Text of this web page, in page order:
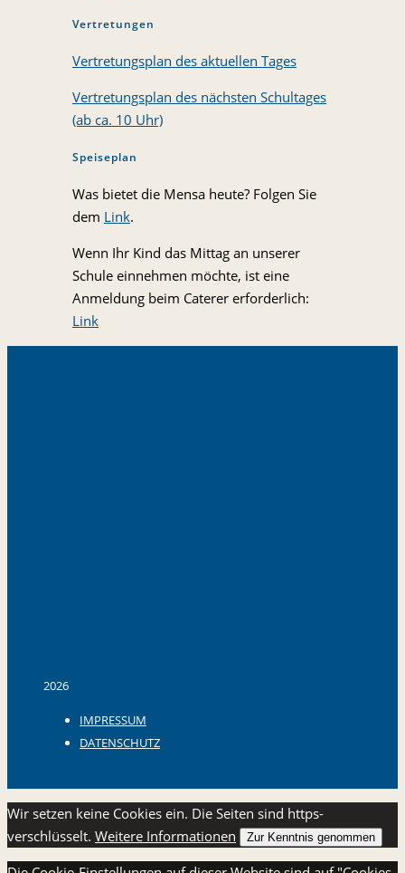
Vertretungen
Vertretungsplan des aktuellen Tages
Vertretungsplan des nächsten Schultages
(ab ca. 10 Uhr)
Speiseplan
Was bietet die Mensa heute? Folgen Sie
dem Link.
Wenn Ihr Kind das Mittag an unserer
Schule einnehmen möchte, ist eine
Anmeldung beim Caterer erforderlich:
Link
2026
IMPRESSUM
DATENSCHUTZ
Wir setzen keine Cookies ein. Die Seiten sind https-
verschlüsselt. Weitere Informationen Zur Kenntnis genommen